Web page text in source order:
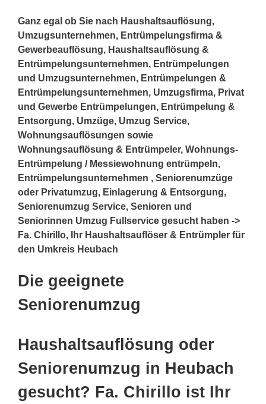
Ganz egal ob Sie nach Haushaltsauflösung,
Umzugsunternehmen, Entrümpelungsfirma &
Gewerbeauflösung, Haushaltsauflösung &
Entrümpelungsunternehmen, Entrümpelungen
und Umzugsunternehmen, Entrümpelungen &
Entrümpelungsunternehmen, Umzugsfirma, Privat
und Gewerbe Entrümpelungen, Entrümpelung &
Entsorgung, Umzüge, Umzug Service,
Wohnungsauflösungen sowie
Wohnungsauflösung & Entrümpeler, Wohnungs-
Entrümpelung / Messiewohnung entrümpeln,
Entrümpelungsunternehmen , Seniorenumzüge
oder Privatumzug, Einlagerung & Entsorgung,
Seniorenumzug Service, Senioren und
Seniorinnen Umzug Fullservice gesucht haben ->
Fa. Chirillo, Ihr Haushaltsauflöser & Entrümpler für
den Umkreis Heubach
Die geeignete
Seniorenumzug
Haushaltsauflösung oder
Seniorenumzug in Heubach
gesucht? Fa. Chirillo ist Ihr